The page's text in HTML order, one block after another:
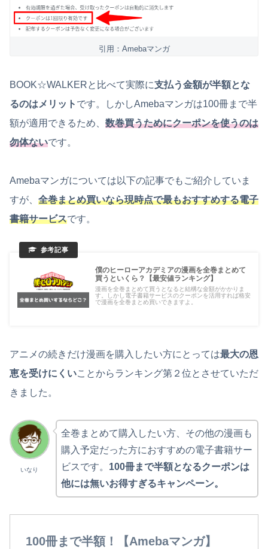
引用：Amebaマンガ
BOOK☆WALKERと比べて実際に支払う金額が半額とな
るのはメリット です。しかしAmebaマンガは100冊まで半
額が適用できるため、 数巻買うためにクーポンを使うのは
勿体ないです。
Amebaマンガについては以下の記事でもご紹介していま
すが、 全巻まとめ買いなら現時点で最もおすすめする電子
書籍サービスです。
僕のヒーローアカデミアの漫画を全巻まとめて
買うといくら？【最安値ランキング】
漫画を全巻まとめて買うとなると結構な金額がかかりま
す。しかし電子書籍サービスのクーポンを活用すれば格安
で漫画を全巻まとめ買いできますよ。
アニメの続きだけ漫画を購入したい方にとっては最大の恩
恵を受けにくいことからランキング第２位とさせていただ
きました。
いなり
全巻まとめて購入したい方、その他の漫画も
購入予定だった方におすすめの電子書籍サー
ビスです。 100冊まで半額となるクーポンは
他には無いお得すぎるキャンペーン。
100冊まで半額！【Amebaマンガ】